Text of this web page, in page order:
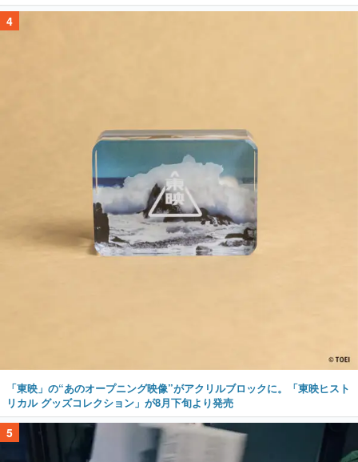
4
「東映」の“あのオープニング映像”がアクリルブロックに。「東映ヒスト
リカル グッズコレクション」が8月下旬より発売
5